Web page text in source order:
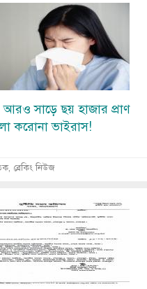
আরও সাড়ে ছয় হাজার প্রাণ
করোনা ভাইরাস!
ব্রেকিং নিউজ